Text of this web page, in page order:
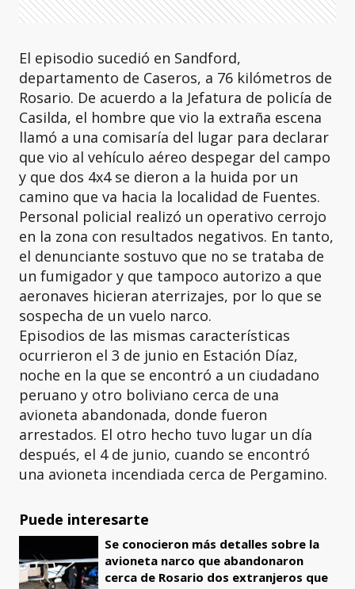
El episodio sucedió en Sandford,
departamento de Caseros, a 76 kilómetros de
Rosario. De acuerdo a la Jefatura de policía de
Casilda, el hombre que vio la extraña escena
llamó a una comisaría del lugar para declarar
que vio al vehículo aéreo despegar del campo
y que dos 4x4 se dieron a la huida por un
camino que va hacia la localidad de Fuentes.
Personal policial realizó un operativo cerrojo
en la zona con resultados negativos. En tanto,
el denunciante sostuvo que no se trataba de
un fumigador y que tampoco autorizo a que
aeronaves hicieran aterrizajes, por lo que se
sospecha de un vuelo narco.
Episodios de las mismas características
ocurrieron el 3 de junio en Estación Díaz,
noche en la que se encontró a un ciudadano
peruano y otro boliviano cerca de una
avioneta abandonada, donde fueron
arrestados. El otro hecho tuvo lugar un día
después, el 4 de junio, cuando se encontró
una avioneta incendiada cerca de Pergamino.
Puede interesarte
Se conocieron más detalles sobre la
avioneta narco que abandonaron
cerca de Rosario dos extranjeros que